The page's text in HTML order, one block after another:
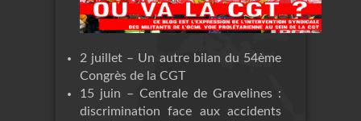
2 juillet – Un autre bilan du 54ème
Congrès de la CGT
15 juin – Centrale de Gravelines :
discrimination face aux accidents